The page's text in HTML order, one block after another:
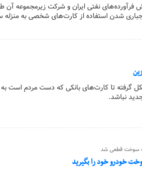
نفتی ایران و شرکت زیرمجموعه آن طی
شدن استفاده از کارت‌های شخصی به منزله
گرفته تا کارت‌های بانکی که دست مردم است
نباشد.
سوخت قطعی شد